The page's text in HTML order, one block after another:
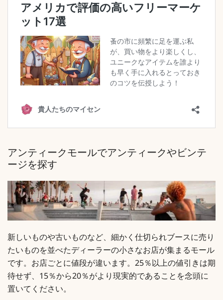
アンティークモールでアンティークやビンテ
ージを探す
新しいものや古いものなど、細かく仕切られブースに売り
たいものを並べたディーラーの小さなお店が集まるモール
です。お店ごとに値段が違います。25％以上の値引きは期
待せず、15％から20％がより現実的であることを念頭に
置いてください。